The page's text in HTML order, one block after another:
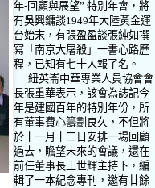
年- 回顧與展望” 特別年會，將
有吳興鏞談1949年大陸黃金運
台始末，有張盈盈談張純如撰
寫「南京大屠殺」一書心路歷
程，已知有七十人報了名。
紐英崙中華專業人員協會會
長張重華表示，該會為誌記今
年是建國百年的特別年份，所
有董事費心籌劃良久，不但將
於十一月十二日安排一場回顧
過去，瞻望未來的會議，還在
前任董事長王世輝主持下，編
輯了一本紀念專刊，邀有廿餘